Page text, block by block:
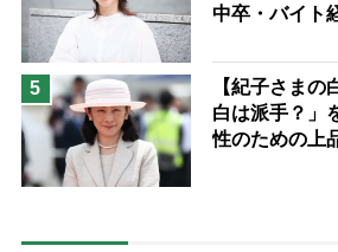
中卒・バイト
ながら自分ら
5
【紀子さまの
白は派手？」
性のための上